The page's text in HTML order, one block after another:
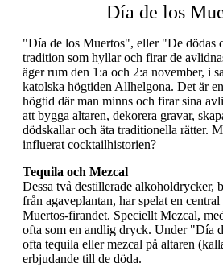
Día de los
"Día de los Muertos", eller "De dödas
tradition som hyllar och firar de
äger rum den 1:a och 2:a november, i
katolska högtiden Allhelgona. Det är
högtid där man minns och firar sina
att bygga altaren, dekorera gravar,
dödskallar och äta traditionella rätter.
influerat cocktailhistorien?
Tequila och Mezcal
Dessa två destillerade alkoholdrycker,
från agaveplantan, har spelat en
Muertos-firandet. Speciellt Mezcal,
ofta som en andlig dryck. Under "Día
ofta tequila eller mezcal på altaren
erbjudande till de döda.